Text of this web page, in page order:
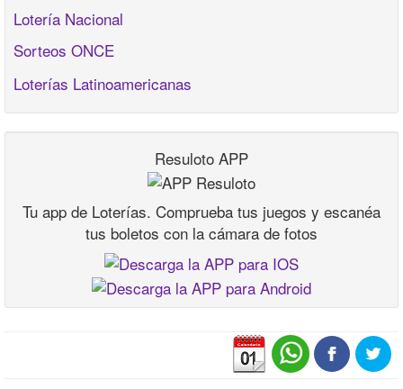
Lotería Nacional
Sorteos ONCE
Loterías Latinoamericanas
Resuloto APP
Tu app de Loterías. Comprueba tus juegos y escanéa
tus boletos con la cámara de fotos